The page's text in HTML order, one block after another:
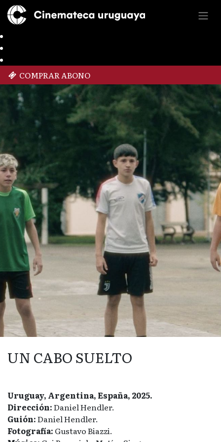
COMPRAR ABONO
UN CABO SUELTO
Uruguay, Argentina, España, 2025.
Dirección:Daniel Hendler.
Guión:Daniel Hendler.
Fotografía: Gustavo Biazzi.